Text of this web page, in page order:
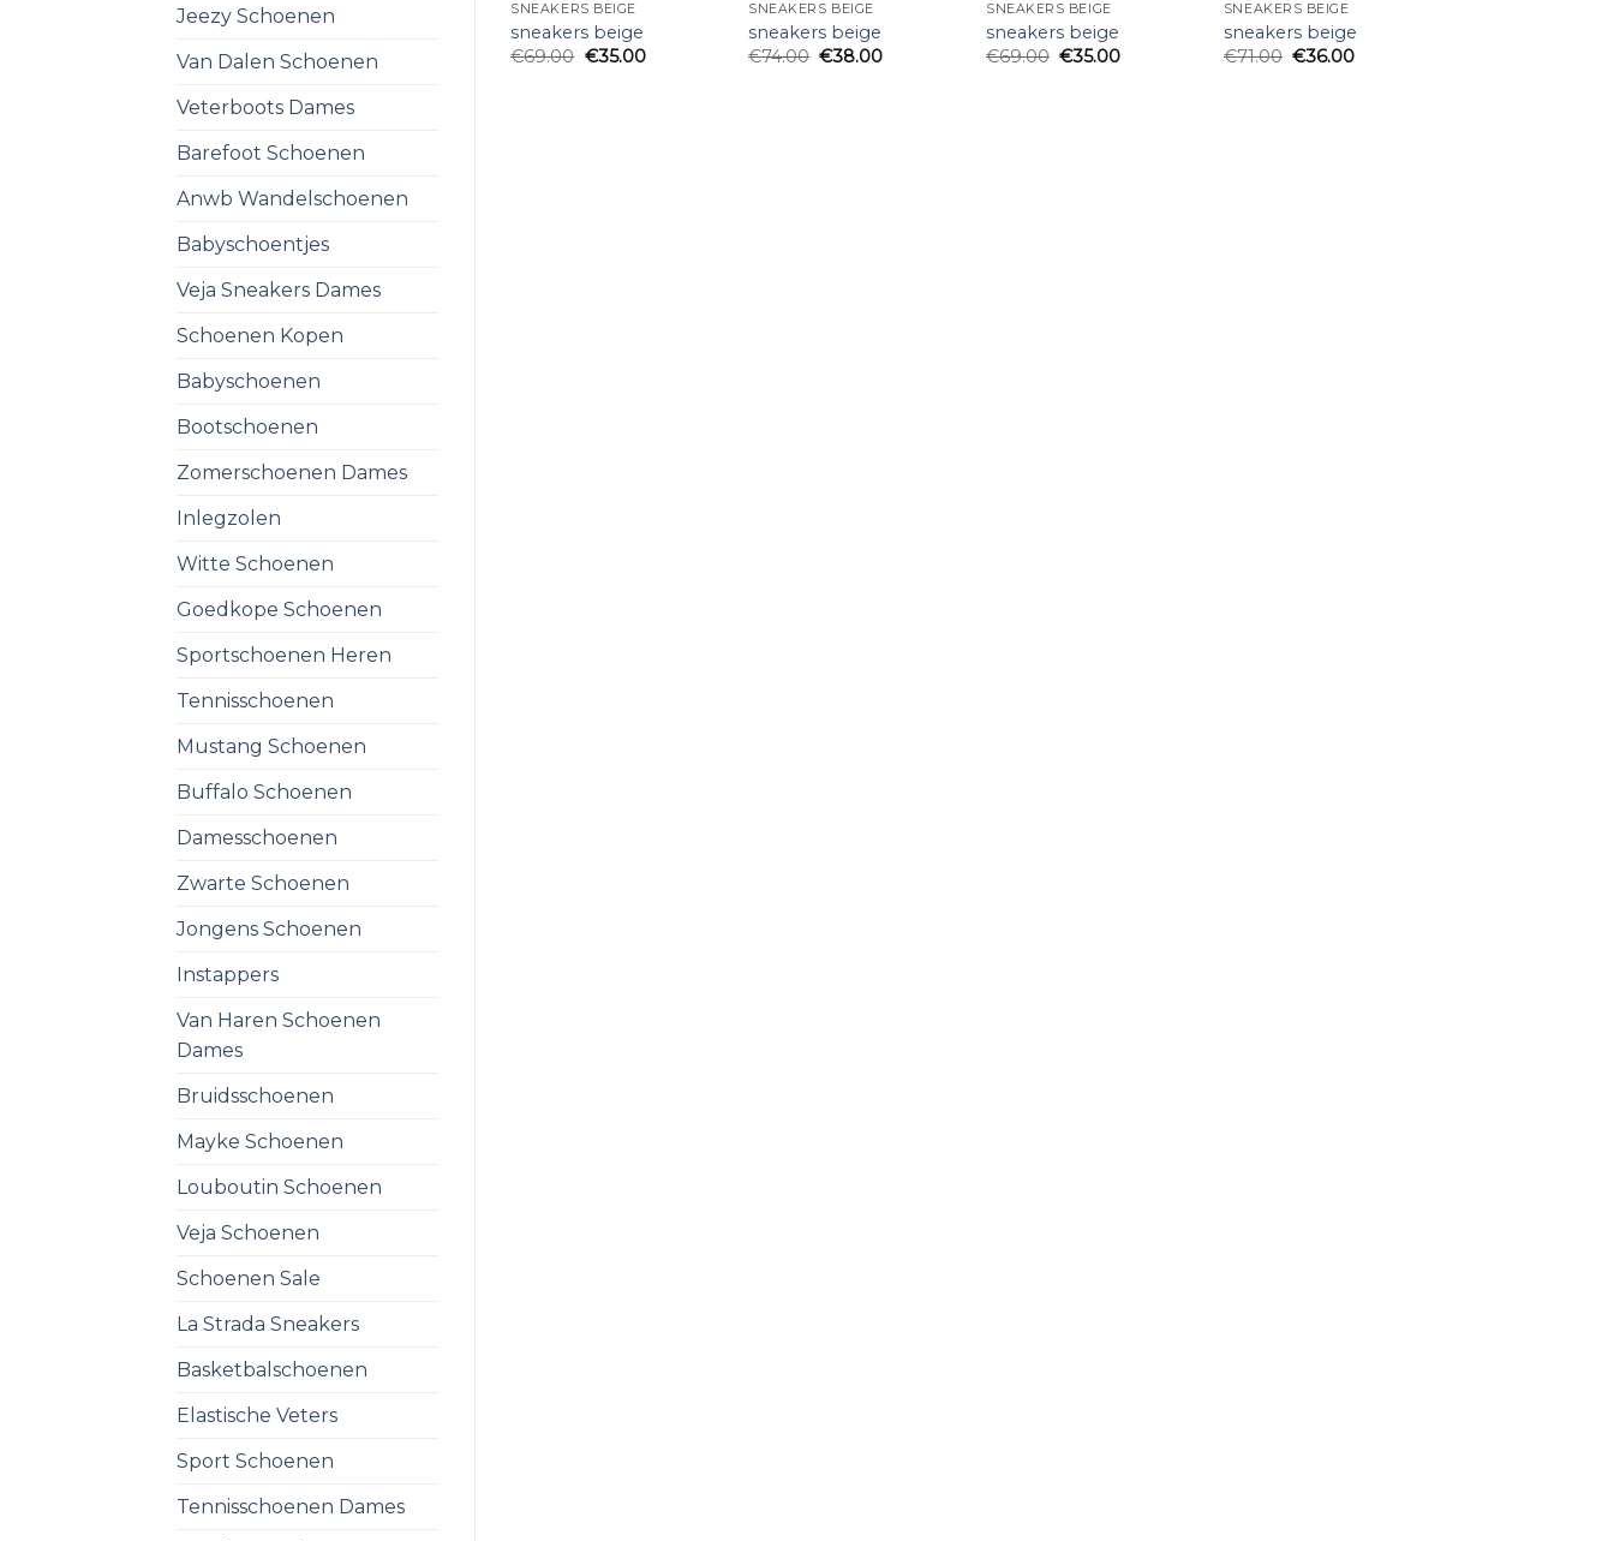
Jeezy Schoenen
Van Dalen Schoenen
Veterboots Dames
Barefoot Schoenen
Anwb Wandelschoenen
Babyschoentjes
Veja Sneakers Dames
Schoenen Kopen
Babyschoenen
Bootschoenen
Zomerschoenen Dames
Inlegzolen
Witte Schoenen
Goedkope Schoenen
Sportschoenen Heren
Tennisschoenen
Mustang Schoenen
Buffalo Schoenen
Damesschoenen
Zwarte Schoenen
Jongens Schoenen
Instappers
Van Haren Schoenen
Dames
Bruidsschoenen
Mayke Schoenen
Louboutin Schoenen
Veja Schoenen
Schoenen Sale
La Strada Sneakers
Basketbalschoenen
Elastische Veters
Sport Schoenen
Tennisschoenen Dames
SNEAKERS BEIGE
sneakers beige
€69.00 €35.00
SNEAKERS BEIGE
sneakers beige
€74.00 €38.00
SNEAKERS BEIGE
sneakers beige
€69.00 €35.00
SNEAKERS BEIGE
sneakers beige
€71.00 €36.00